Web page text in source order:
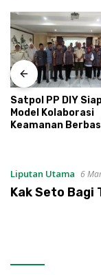
Satpol PP DIY
Model Kolaborasi
Keamanan
Liputan Utama 6
Kak Seto Bagi